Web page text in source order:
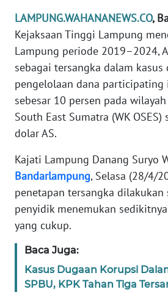
LAMPUNG.WAHANANEWS.CO,
Kejaksaan Tinggi Lampung
Lampung periode 2019–2024,
sebagai tersangka dalam
pengelolaan dana participating
sebesar 10 persen pada
South East Sumatra (WK
dolar AS.
Kajati Lampung Danang Suryo
Bandarlampung, Selasa (28/4/
penetapan tersangka
penyidik menemukan
yang cukup.
Baca Juga:
Kasus Dugaan Korupsi
SPBU, KPK Tahan Tiga
SIBER
REDAKSI
KARIR
DISCLAIMER
News
Regional
SUMUT
WN
WN